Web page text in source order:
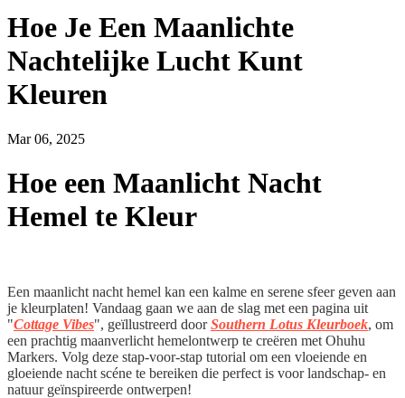
Hoe Je Een Maanlichte
Nachtelijke Lucht Kunt
Kleuren
Mar 06, 2025
Hoe een Maanlicht Nacht
Hemel te Kleur
Een maanlicht nacht hemel kan een kalme en serene sfeer geven aan
je kleurplaten! Vandaag gaan we aan de slag met een pagina uit
"Cottage Vibes", geïllustreerd doorSouthern Lotus Kleurboek, om
een prachtig maanverlicht hemelontwerp te creëren met Ohuhu
Markers. Volg deze stap-voor-stap tutorial om een vloeiende en
gloeiende nacht scéne te bereiken die perfect is voor landschap- en
natuur geïnspireerde ontwerpen!